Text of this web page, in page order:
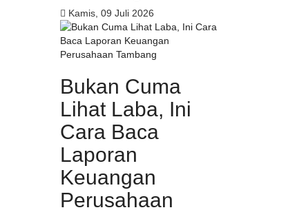
Kamis, 09 Juli 2026
Bukan Cuma
Lihat Laba, Ini
Cara Baca
Laporan
Keuangan
Perusahaan